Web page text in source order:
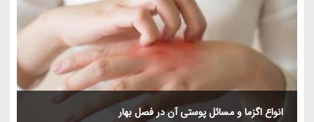
انواع اگزما و مسائل پوستی آن در فصل بهار